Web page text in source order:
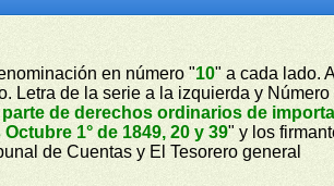
en número "10" a cada lado.
Letra de la serie a la izquierda y
de derechos ordinarios de
1° de 1849, 20 y 39" y los
de Cuentas y El Tesorero general